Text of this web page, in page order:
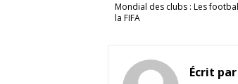
Mondial des clubs : Les
la FIFA
Écrit